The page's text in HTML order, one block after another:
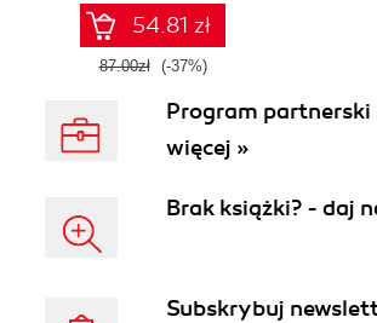
54.81 zł
87.00zł (-37%)
Program
więcej »
Brak książki? - daj
Subskrybuj